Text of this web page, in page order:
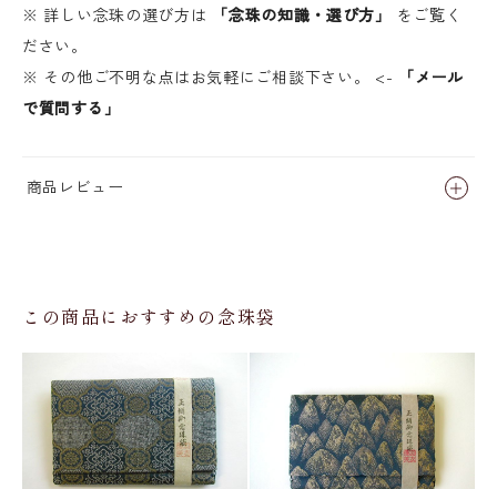
※ 詳しい念珠の選び方は 「念珠の知識・選び方」
をご覧く
ださい。
※ その他ご不明な点はお気軽にご相談下さい。 <-
「メール
で質問する」
商品レビュー
この商品におすすめの念珠袋